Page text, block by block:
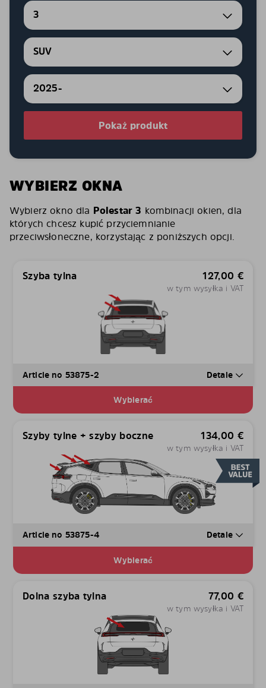
3
SUV
2025-
Pokaż produkt
WYBIERZ OKNA
Wybierz okno dla Polestar 3 kombinacji okien, dla
których chcesz kupić przyciemnianie
przeciwsłoneczne, korzystając z poniższych opcji.
Szyba tylna 127,00 €
w tym wysyłka i VAT
Article no 53875-2 Detale
Wybierać
Szyby tylne + szyby boczne 134,00 €
w tym wysyłka i VAT
Article no 53875-4 Detale
Wybierać
Dolna szyba tylna 77,00 €
w tym wysyłka i VAT